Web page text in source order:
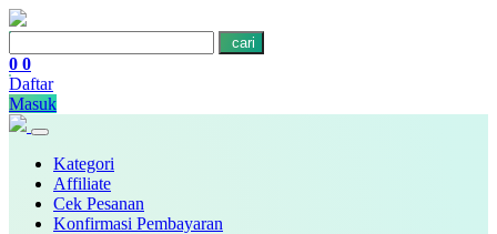
cari
0 0
Daftar
Masuk
Kategori
Affiliate
Cek Pesanan
Konfirmasi Pembayaran